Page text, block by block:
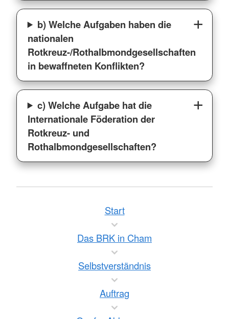
b) Welche Aufgaben haben die
nationalen
Rotkreuz-/Rothalbmondgesellschaften
in bewaffneten Konflikten?
c) Welche Aufgabe hat die
Internationale Föderation der
Rotkreuz- und
Rothalbmondgesellschaften?
Start
Das BRK in Cham
Selbstverständnis
Auftrag